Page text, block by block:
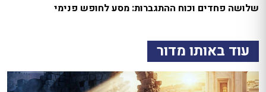
שלושה פחדים וכוח ההתגברות: מסע לחופש פנימי
עוד באותו מדור